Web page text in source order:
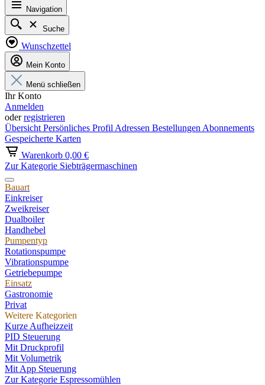
Navigation
Suche
Wunschzettel
Mein Konto
Menü schließen
Ihr Konto
Anmelden
oderregistrieren
Übersicht Persönliches Profil Adressen Bestellungen Abonnements
Gespeicherte Karten
Warenkorb 0,00 €
Zur Kategorie Siebträgermaschinen
Bauart
Einkreiser
Zweikreiser
Dualboiler
Handhebel
Pumpentyp
Rotationspumpe
Vibrationspumpe
Getriebepumpe
Einsatz
Gastronomie
Privat
Weitere Kategorien
Kurze Aufheizzeit
PID Steuerung
Mit Druckprofil
Mit Volumetrik
Mit App Steuerung
Zur Kategorie Espressomühlen